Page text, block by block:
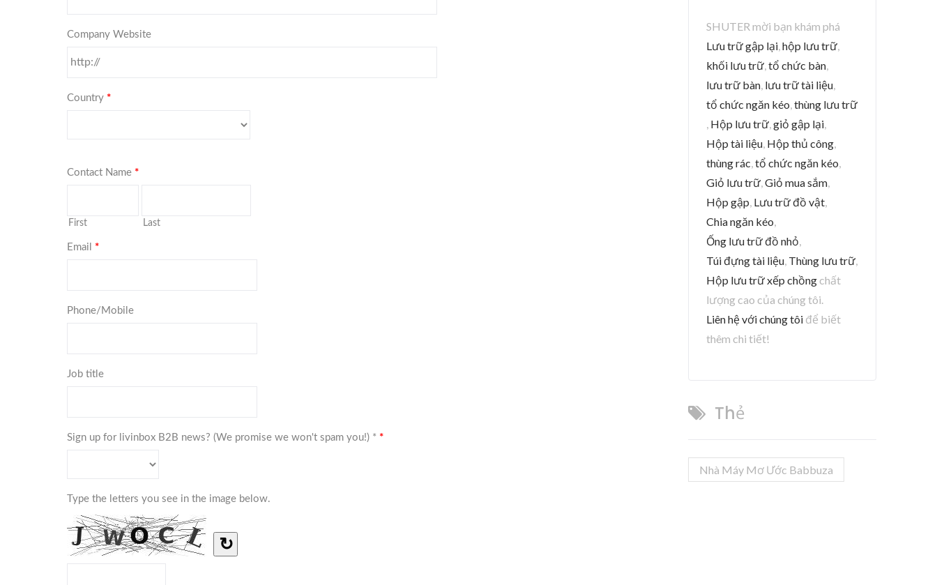
SHUTER mời bạn khám phá
Lưu trữ gập lại,hộp lưu trữ,
khối lưu trữ,tổ chức bàn,
lưu trữ bàn, lưu trữ tài liệu,
tổ chức ngăn kéo,thùng lưu trữ
, Hộp lưu trữ,giỏ gập lại,
Hộp tài liệu, Hộp thủ công,
thùng rác,tổ chức ngăn kéo,
Giỏ lưu trữ,Giỏ mua sắm,
Hộp gập, Lưu trữ đồ vật,
Chia ngăn kéo,
Ống lưu trữ đồ nhỏ,
Túi đựng tài liệu, Thùng lưu trữ,
Hộp lưu trữ xếp chồng chất
lượng cao của chúng tôi.
Liên hệ với chúng tôi để biết
thêm chi tiết!
Thẻ
Nhà Máy Mơ Ước Babbuza